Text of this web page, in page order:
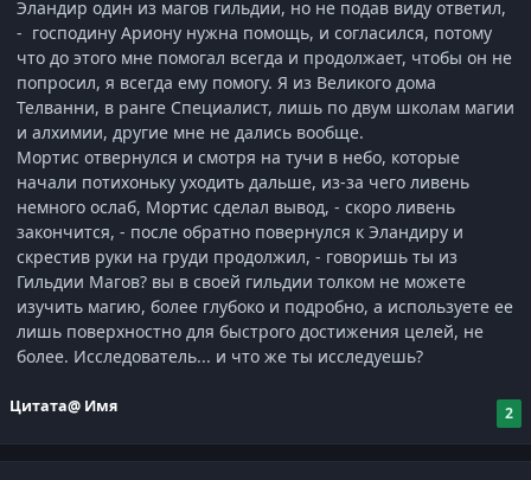
Эландир один из магов гильдии, но не подав виду ответил,
- господину Ариону нужна помощь, и согласился, потому
что до этого мне помогал всегда и продолжает, чтобы он не
попросил, я всегда ему помогу. Я из Великого дома
Телванни, в ранге Специалист, лишь по двум школам магии
и алхимии, другие мне не дались вообще.
‎Мортис отвернулся и смотря на тучи в небо, которые
начали потихоньку уходить дальше, из-за чего ливень
немного ослаб, Мортис сделал вывод, - скоро ливень
закончится, - после обратно повернулся к Эландиру и
скрестив руки на груди продолжил, - говоришь ты из
Гильдии Магов? вы в своей гильдии толком не можете
изучить магию, более глубоко и подробно, а используете ее
лишь поверхностно для быстрого достижения целей, не
более. Исследователь... и что же ты исследуешь?
Цитата@ Имя 2